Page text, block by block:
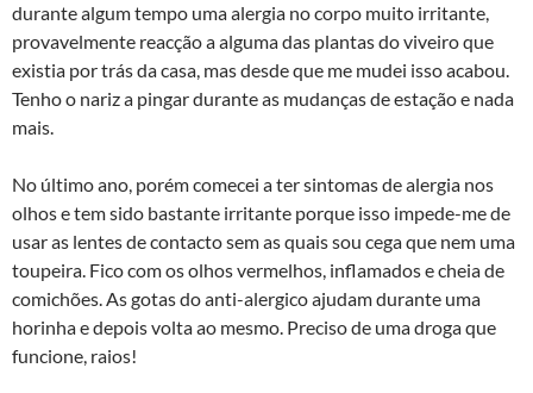
durante algum tempo uma alergia no corpo muito irritante,
provavelmente reacção a alguma das plantas do viveiro que
existia por trás da casa, mas desde que me mudei isso acabou.
Tenho o nariz a pingar durante as mudanças de estação e nada
mais.
No último ano, porém comecei a ter sintomas de alergia nos
olhos e tem sido bastante irritante porque isso impede-me de
usar as lentes de contacto sem as quais sou cega que nem uma
toupeira. Fico com os olhos vermelhos, inflamados e cheia de
comichões. As gotas do anti-alergico ajudam durante uma
horinha e depois volta ao mesmo. Preciso de uma droga que
funcione, raios!